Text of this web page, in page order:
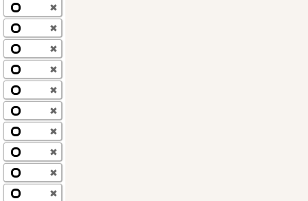
✖
✖
✖
✖
✖
✖
✖
✖
✖
✖